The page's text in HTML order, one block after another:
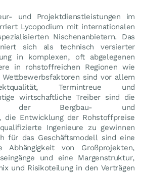
und Projektdienstleistungen im
Lycopodium mit internationalen
Nischenanbietern. Das
sich als technisch versierter
in komplexen, oft abgelegenen
in rohstoffreichen Regionen wie
sind vor allem
Termintreue und
wirtschaftliche Treiber sind die
der Bergbau- und
die Entwicklung der Rohstoffpreise
Ingenieure zu gewinnen
für das Geschäftsmodell sind eine
Abhängigkeit von Großprojekten,
und eine Margenstruktur,
und Risikoteilung in den Verträgen